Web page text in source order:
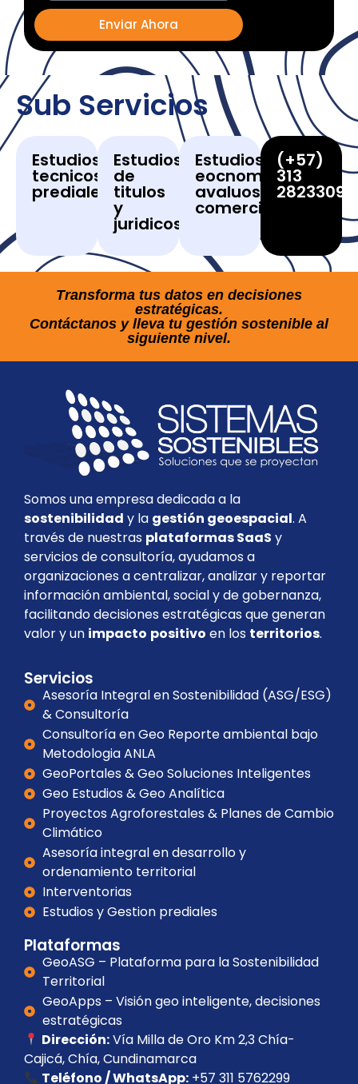
Enviar Ahora
Sub Servicios
Estudios
tecnicos
prediales
Estudios
de
titulos
y
juridicos
Estudios
eocnomicos,
avaluos
comerciales
(+57)
313
2823309
Transforma tus datos en decisiones
estratégicas.
Contáctanos y lleva tu gestión sostenible al
siguiente nivel.
Somos una empresa dedicada a la
sostenibilidad y la gestión geoespacial. A
través de nuestras plataformas SaaS y
servicios de consultoría, ayudamos a
organizaciones a centralizar, analizar y reportar
información ambiental, social y de gobernanza,
facilitando decisiones estratégicas que generan
valor y un impacto positivo en los territorios.
Servicios
Asesoría Integral en Sostenibilidad (ASG/ESG)
& Consultoría
Consultoría en Geo Reporte ambiental bajo
Metodologia ANLA
GeoPortales & Geo Soluciones Inteligentes
Geo Estudios & Geo Analítica
Proyectos Agroforestales & Planes de Cambio
Climático
Asesoría integral en desarrollo y
ordenamiento territorial
Interventorias
Estudios y Gestion prediales
Plataformas
GeoASG – Plataforma para la Sostenibilidad
Territorial
GeoApps – Visión geo inteligente, decisiones
estratégicas
Dirección:Vía Milla de Oro Km 2,3 Chía-
Cajicá, Chía, Cundinamarca
Teléfono / WhatsApp: +57 311 5762299